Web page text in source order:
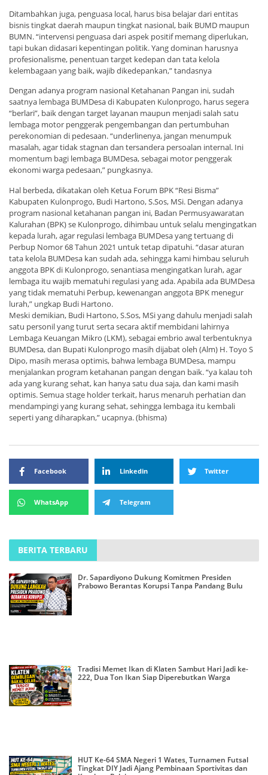
Ditambahkan juga, penguasa local, harus bisa belajar dari entitas
bisnis tingkat daerah maupun tingkat nasional, baik BUMD maupun
BUMN. “intervensi penguasa dari aspek positif memang diperlukan,
tapi bukan didasari kepentingan politik. Yang dominan harusnya
profesionalisme, penentuan target kedepan dan tata kelola
kelembagaan yang baik, wajib dikedepankan,” tandasnya
Dengan adanya program nasional Ketahanan Pangan ini, sudah
saatnya lembaga BUMDesa di Kabupaten Kulonprogo, harus segera
“berlari”, baik dengan target layanan maupun menjadi salah satu
lembaga motor penggerak pengembangan dan pertumbuhan
perekonomian di pedesaan. “underlinenya, jangan menumpuk
masalah, agar tidak stagnan dan tersandera persoalan internal. Ini
momentum bagi lembaga BUMDesa, sebagai motor penggerak
ekonomi warga pedesaan,” pungkasnya.
Hal berbeda, dikatakan oleh Ketua Forum BPK “Resi Bisma”
Kabupaten Kulonprogo, Budi Hartono, S.Sos, MSi. Dengan adanya
program nasional ketahanan pangan ini, Badan Permusyawaratan
Kalurahan (BPK) se Kulonprogo, dihimbau untuk selalu mengingatkan
kepada lurah, agar regulasi lembaga BUMDesa yang tertuang di
Perbup Nomor 68 Tahun 2021 untuk tetap dipatuhi. “dasar aturan
tata kelola BUMDesa kan sudah ada, sehingga kami himbau seluruh
anggota BPK di Kulonprogo, senantiasa mengingatkan lurah, agar
lembaga itu wajib mematuhi regulasi yang ada. Apabila ada BUMDesa
yang tidak mematuhi Perbup, kewenangan anggota BPK menegur
lurah,” ungkap Budi Hartono.
Meski demikian, Budi Hartono, S.Sos, MSi yang dahulu menjadi salah
satu personil yang turut serta secara aktif membidani lahirnya
Lembaga Keuangan Mikro (LKM), sebagai embrio awal terbentuknya
BUMDesa, dan Bupati Kulonprogo masih dijabat oleh (Alm) H. Toyo S
Dipo, masih merasa optimis, bahwa lembaga BUMDesa, mampu
menjalankan program ketahanan pangan dengan baik. “ya kalau toh
ada yang kurang sehat, kan hanya satu dua saja, dan kami masih
optimis. Semua stage holder terkait, harus menaruh perhatian dan
mendampingi yang kurang sehat, sehingga lembaga itu kembali
seperti yang diharapkan,” ucapnya. (bhisma)
Facebook Linkedin Twitter
WhatsApp Telegram
BERITA TERBARU
Dr. Sapardiyono Dukung Komitmen Presiden
Prabowo Berantas Korupsi Tanpa Pandang Bulu
Tradisi Memet Ikan di Klaten Sambut Hari Jadi ke-
222, Dua Ton Ikan Siap Diperebutkan Warga
HUT Ke-64 SMA Negeri 1 Wates, Turnamen Futsal
Tingkat DIY Jadi Ajang Pembinaan Sportivitas dan